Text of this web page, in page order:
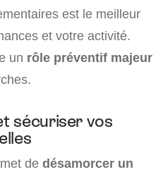
est le meilleur
et votre activité.
un rôle préventif majeur
sécuriser vos
de désamorcer un